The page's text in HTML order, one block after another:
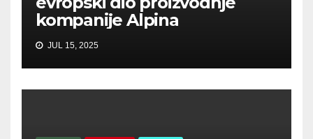
kompanije Alpina
JUL 15, 2025